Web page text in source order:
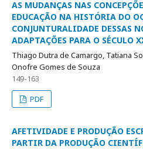
AS MUDANÇAS NAS
EDUCAÇÃO NA HISTÓRIA DO
CONJUNTURALIDADE DESSAS
ADAPTAÇÕES PARA O SÉCULO
Thiago Dutra de Camargo, Tatiana
Onofre Gomes de Souza
149-163
PDF
AFETIVIDADE E PRODUÇÃO
PARTIR DA PRODUÇÃO